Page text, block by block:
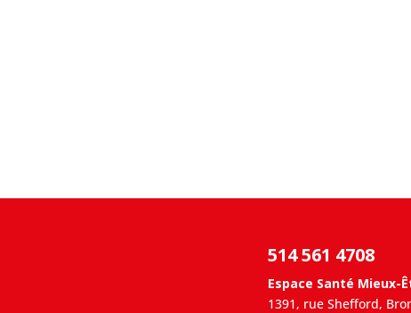
514 561 4708
Espace Santé Mieux-
1391, rue Shefford,